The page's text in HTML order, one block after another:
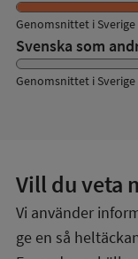
Genomsnittet i Sverige
Svenska som
Genomsnittet i Sverige
Vill du veta
Vi använder
ge en så